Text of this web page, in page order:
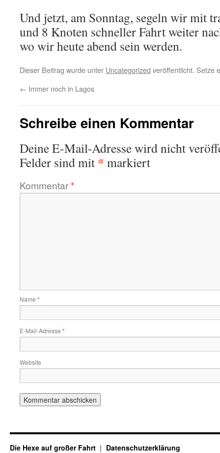
Und jetzt, am Sonntag, segeln wir mit
und 8 Knoten schneller Fahrt weiter
wo wir heute abend sein werden.
Dieser Beitrag wurde unter Uncategorized veröffentlicht. Setze
← Immer noch in Lagos
Schreibe einen Kommentar
Deine E-Mail-Adresse wird nicht
Felder sind mit * markiert
Kommentar*
Name *
E-Mail-Adresse *
Website
Die Hexe auf großer Fahrt Datenschutzerklärung